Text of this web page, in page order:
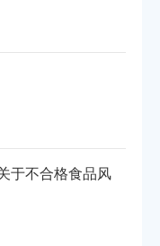
于不合格食品风